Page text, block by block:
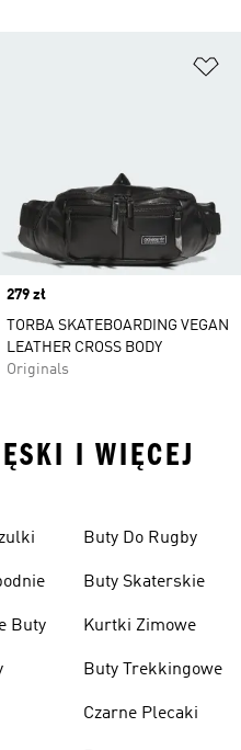
Price
279 zł
TORBA SKATEBOARDING VEGAN
LEATHER CROSS BODY
Originals
I WIĘCEJ
Buty
Buty Do Rugby
Buty Skaterskie
Kurtki Zimowe
Buty Trekkingowe
Czarne Plecaki